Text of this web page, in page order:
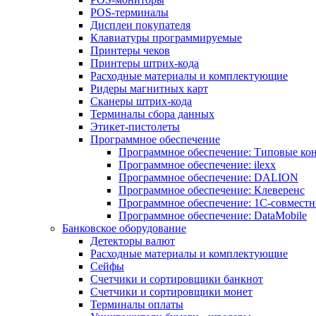
POS-терминалы
Дисплеи покупателя
Клавиатуры программируемые
Принтеры чеков
Принтеры штрих-кода
Расходные материалы и комплектующие
Ридеры магнитных карт
Сканеры штрих-кода
Терминалы сбора данных
Этикет-пистолеты
Программное обеспечение
Программное обеспечение: Типовые
Программное обеспечение: ilexx
Программное обеспечение: DALION
Программное обеспечение: Клеверенс
Программное обеспечение: 1С-
Программное обеспечение: DataMobile
Банковское оборудование
Детекторы валют
Расходные материалы и комплектующие
Сейфы
Счетчики и сортировщики банкнот
Счетчики и сортировщики монет
Терминалы оплаты